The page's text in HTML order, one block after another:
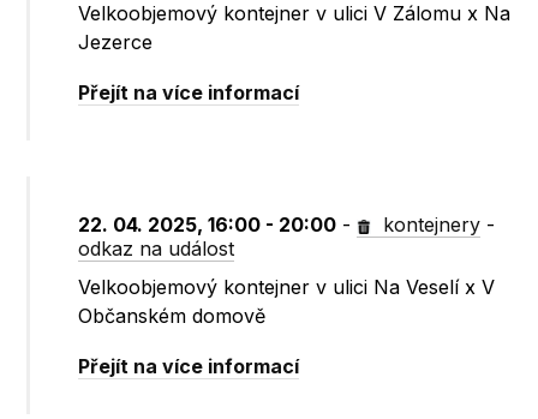
Velkoobjemový kontejner v ulici V Zálomu x Na
Jezerce
Přejít na více informací
22. 04. 2025, 16:00 - 20:00 - kontejnery -
odkaz na událost
Velkoobjemový kontejner v ulici Na Veselí x V
Občanském domově
Přejít na více informací